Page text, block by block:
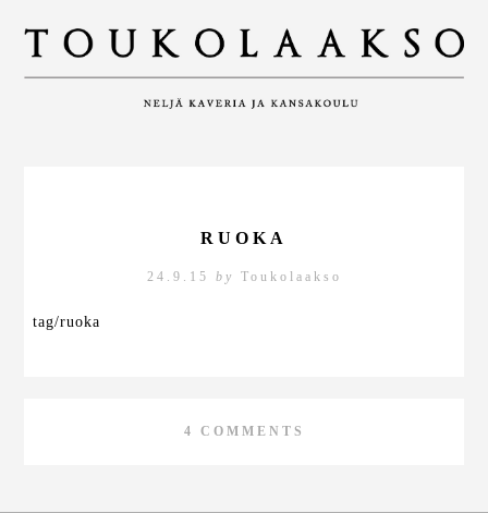
RUOKA
24.9.15 by Toukolaakso
tag/ruoka
4 COMMENTS